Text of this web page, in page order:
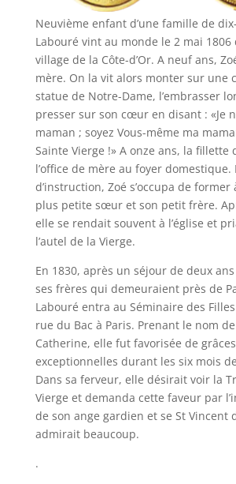
Neuvième enfant d’une famille de
Labouré vint au monde le 2 mai
village de la Côte-d’Or. A neuf ans,
mère. On la vit alors monter sur une
statue de Notre-Dame, l’embrasser
presser sur son cœur en disant : «Je
maman ; soyez Vous-même ma
Sainte Vierge !» A onze ans, la
l’office de mère au foyer
d’instruction, Zoé s’occupa de former
plus petite sœur et son petit frère.
elle se rendait souvent à l’église et
l’autel de la Vierge.
En 1830, après un séjour de deux
ses frères qui demeuraient près de
Labouré entra au Séminaire des
rue du Bac à Paris. Prenant le nom
Catherine, elle fut favorisée de grâces
exceptionnelles durant les six mois
Dans sa ferveur, elle désirait voir la
Vierge et demanda cette faveur par
de son ange gardien et se St Vincent
admirait beaucoup.
.